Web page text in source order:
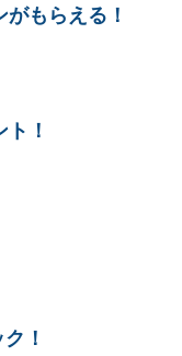
もらえる！
！
！